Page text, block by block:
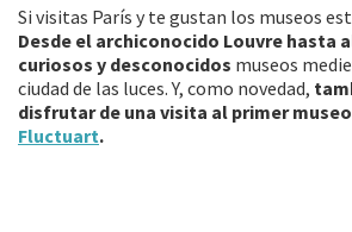
Si visitas París y te gustan los museos
Desde el archiconocido Louvre hasta
curiosos y desconocidos museos
ciudad de las luces. Y, como novedad,
disfrutar de una visita al primer
Fluctuart.